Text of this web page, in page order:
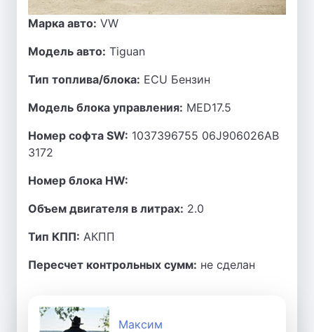
Марка авто: VW
Модель авто: Tiguan
Тип топлива/блока: ECU Бензин
Модель блока управления: MED17.5
Номер софта SW: 1037396755 06J906026AB
3172
Номер блока HW:
Объем двигателя в литрах: 2.0
Тип КПП: АКПП
Пересчет контрольных сумм: не сделан
Максим